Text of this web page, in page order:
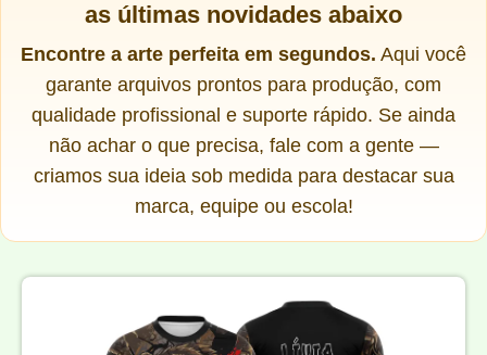
as últimas novidades abaixo
Encontre a arte perfeita em segundos. Aqui você
garante arquivos prontos para produção, com
qualidade profissional e suporte rápido. Se ainda
não achar o que precisa, fale com a gente —
criamos sua ideia sob medida para destacar sua
marca, equipe ou escola!